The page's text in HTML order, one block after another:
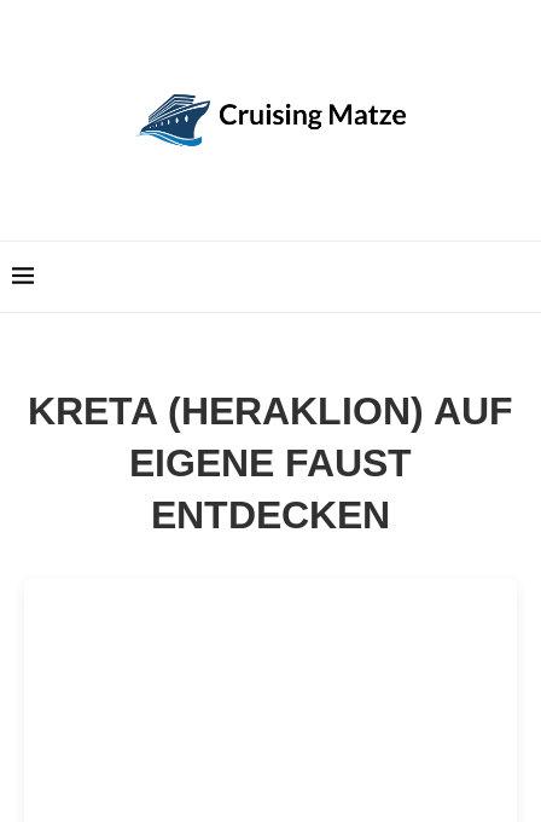
KRETA (HERAKLION) AUF
EIGENE FAUST
ENTDECKEN